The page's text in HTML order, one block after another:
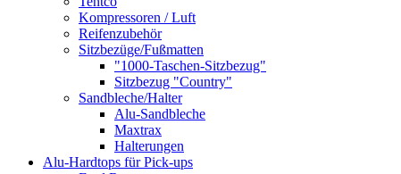
Kompressoren / Luft
Reifenzubehör
Sitzbezüge/Fußmatten
"1000-Taschen-Sitzbezug"
Sitzbezug "Country"
Sandbleche/Halter
Alu-Sandbleche
Maxtrax
Halterungen
Alu-Hardtops für Pick-ups